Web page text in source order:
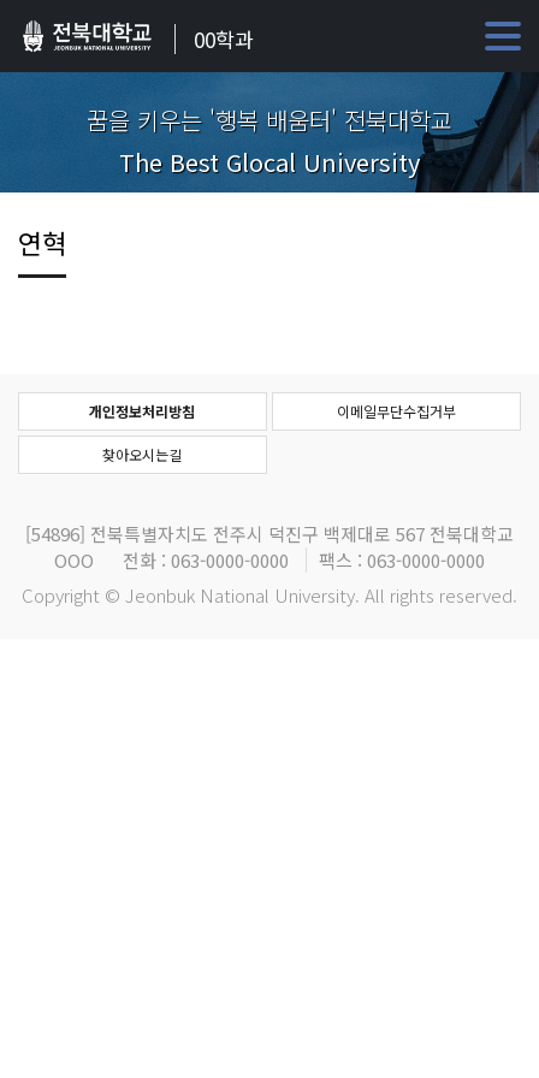
00학과
꿈을 키우는 '행복 배움터' 전북대학교
The Best Glocal University
연혁
개인정보처리방침 이메일무단수집거부
찾아오시는길
[54896] 전북특별자치도 전주시 덕진구 백제대로 567 전북대학교
OOO
전화 : 063-0000-0000
팩스 : 063-0000-0000
Copyright © Jeonbuk National University. All rights reserved.